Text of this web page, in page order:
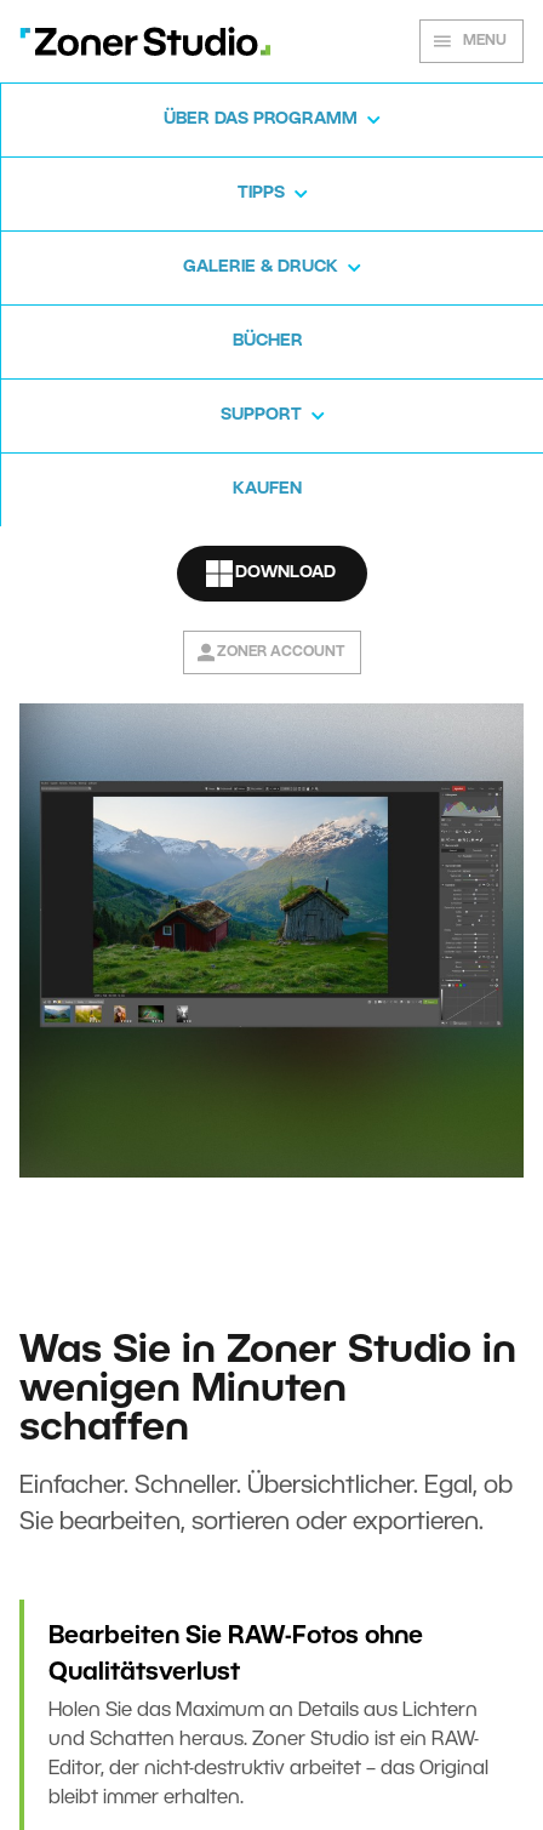
MENU
ÜBER DAS PROGRAMM
TIPPS
GALERIE & DRUCK
BÜCHER
SUPPORT
KAUFEN
DOWNLOAD
ZONER ACCOUNT
Zoner Studio für
Windows
Was Sie in Zoner Studio in
wenigen Minuten
schaffen
Einfacher. Schneller. Übersichtlicher. Egal, ob
Sie bearbeiten, sortieren oder exportieren.
Bearbeiten Sie RAW-Fotos ohne
Qualitätsverlust
Holen Sie das Maximum an Details aus Lichtern
und Schatten heraus. Zoner Studio ist ein RAW-
Editor, der nicht-destruktiv arbeitet – das Original
bleibt immer erhalten.